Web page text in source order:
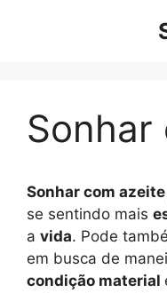
Sonhar
Sonhar com azeite
se sentindo mais
a vida. Pode
em busca de
condição material